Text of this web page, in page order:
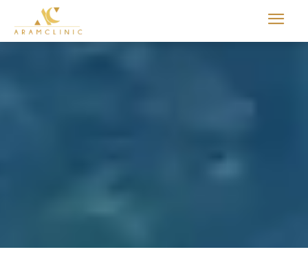
Aram international